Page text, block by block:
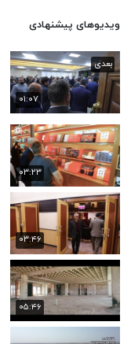
ویدیوهای پیشنهادی
۰۱:۰۷
بعدی
۰۳:۲۳
۰۳:۴۶
۰۵:۴۶